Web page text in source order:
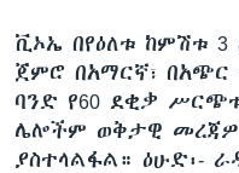
ቪኦኤ በየዕለቱ ከምሽቱ
ጀምሮ በአማርኛ፣ በአጭር
ባንድ የ60 ደቂቃ
ሌሎችም ወቅታዊ
ያስተላልፋል። ዕሁድ፡-